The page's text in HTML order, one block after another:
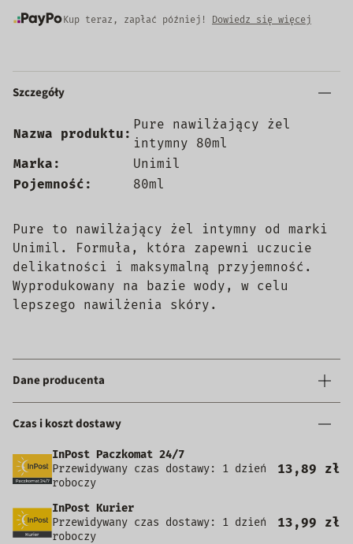
Kup teraz, zapłać później! Dowiedz się więcej
Szczegóły
Nazwa produktu:
Pure nawilżający żel
intymny 80ml
Marka:
Unimil
Pojemność:
80ml
Pure to nawilżający żel intymny od marki
Unimil. Formuła, która zapewni uczucie
delikatności i maksymalną przyjemność.
Wyprodukowany na bazie wody, w celu
lepszego nawilżenia skóry.
Dane producenta
Czas i koszt dostawy
InPost Paczkomat 24/7
Przewidywany czas dostawy: 1 dzień
roboczy
13,89 zł
InPost Kurier
Przewidywany czas dostawy: 1 dzień
roboczy
13,99 zł